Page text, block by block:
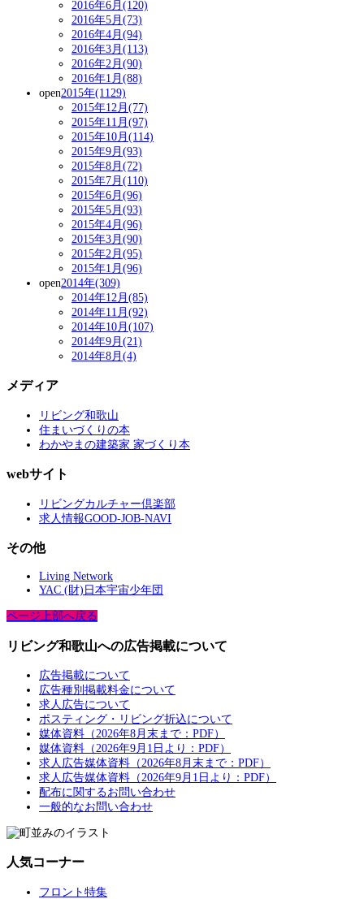
2016年6月(120)
2016年5月(73)
2016年4月(94)
2016年3月(113)
2016年2月(90)
2016年1月(88)
open2015年(1129)
2015年12月(77)
2015年11月(97)
2015年10月(114)
2015年9月(93)
2015年8月(72)
2015年7月(110)
2015年6月(96)
2015年5月(93)
2015年4月(96)
2015年3月(90)
2015年2月(95)
2015年1月(96)
open2014年(309)
2014年12月(85)
2014年11月(92)
2014年10月(107)
2014年9月(21)
2014年8月(4)
メディア
リビング和歌山
住まいづくりの本
わかやまの建築家 家づくり本
webサイト
リビングカルチャー倶楽部
求人情報GOOD-JOB-NAVI
その他
Living Network
YAC (財)日本宇宙少年団
ページ上部へ戻る
リビング和歌山への広告掲載について
広告掲載について
広告種別掲載料金について
求人広告について
ポスティング・リビング折込について
媒体資料（2026年8月末まで：PDF）
媒体資料（2026年9月1日より：PDF）
求人広告媒体資料（2026年8月末まで：PDF）
求人広告媒体資料（2026年9月1日より：PDF）
配布に関するお問い合わせ
一般的なお問い合わせ
人気コーナー
フロント特集